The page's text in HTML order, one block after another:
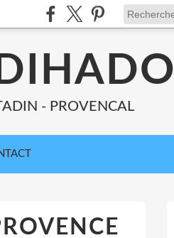
- PROVENCAL